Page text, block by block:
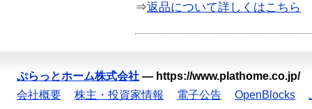
⇒返品について詳しくはこちら
ぷらっとホーム株式会社 — https://www.plathome.co.jp/
会社概要
株主・投資家情報 電子公告 OpenBlocks